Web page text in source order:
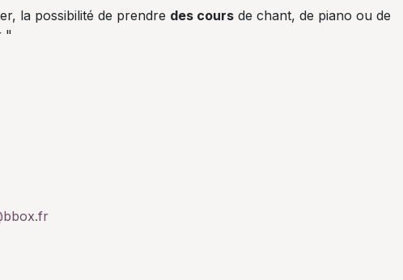
la possibilité de prendre des cours de chant, de piano ou de
"